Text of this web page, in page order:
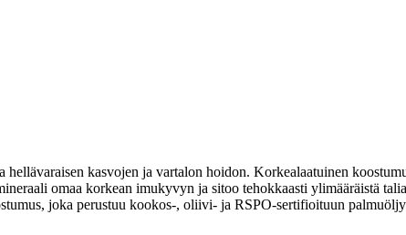
hellävaraisen kasvojen ja vartalon hoidon. Korkealaatuinen
omaa korkean imukyvyn ja sitoo tehokkaasti ylimääräistä
joka perustuu kookos-, oliivi- ja RSPO-sertifioituun